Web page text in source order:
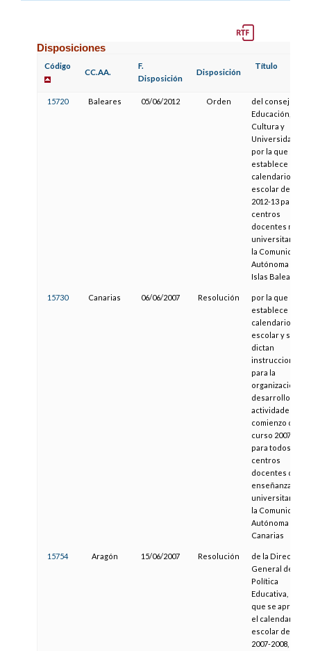
Disposiciones
Código
CC.AA.
F.
Disposición
Disposición
Título
15720 Baleares 05/06/2012 Orden
del consejero
Educación,
Cultura y
Universidades,
por la que se
establece el
calendario
escolar del
2012-13 para los
centros
docentes no
universitarios
la Comunidad
Autónoma de las
Islas Baleares
15730 Canarias 06/06/2007 Resolución
por la que se
establece el
calendario
escolar y se
dictan
instrucciones
para la
organización y
desarrollo de
actividades de
comienzo del
curso 2007/2008
para todos los
centros
docentes de
enseñanzas no
universitarias
la Comunidad
Autónoma de
Canarias
15754 Aragón 15/06/2007 Resolución
de la Dirección
General de
Política
Educativa, por la
que se aprueba
el calendario
escolar del
2007-2008,